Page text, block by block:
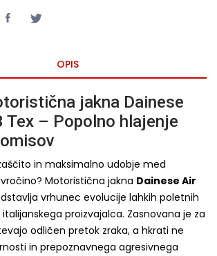
OPIS
jakna Dainese
Tex – Popolno hlajenje
in maksimalno udobje med
Motoristična jakna Dainese Air
vrhunec evolucije lahkih poletnih
proizvajalca. Zasnovana je za
odličen pretok zraka, a hkrati ne
in prepoznavnega agresivnega